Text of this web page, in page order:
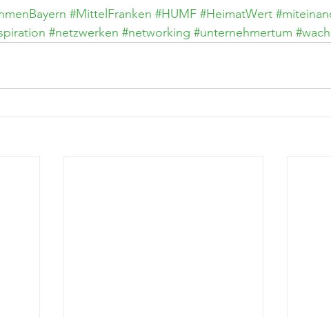
#MittelFranken #HUMF #HeimatWert
#netzwerken #networking #unternehmertum